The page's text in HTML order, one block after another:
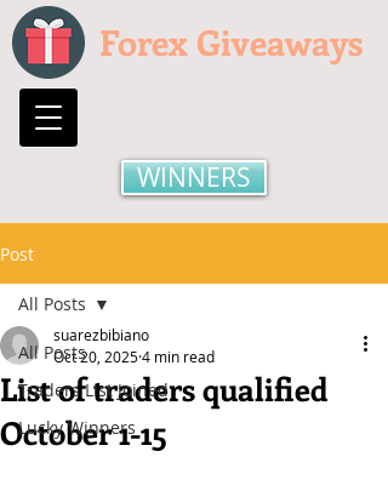
Forex Giveaways
WINNERS
Post
All Posts
Traders List Joined
Lucky Winners
All Posts
List of traders qualified
October 1-15
suarezbibiano
Oct 20, 20254 min read